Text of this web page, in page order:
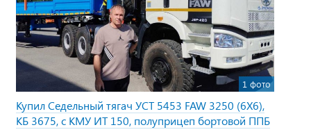
1 фото
Купил Седельный тягач УСТ 5453 FAW 3250 (6Х6),
КБ 3675, с КМУ ИТ 150, полуприцеп бортовой ППБ